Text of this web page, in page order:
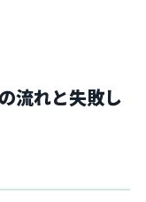
流れと失敗し